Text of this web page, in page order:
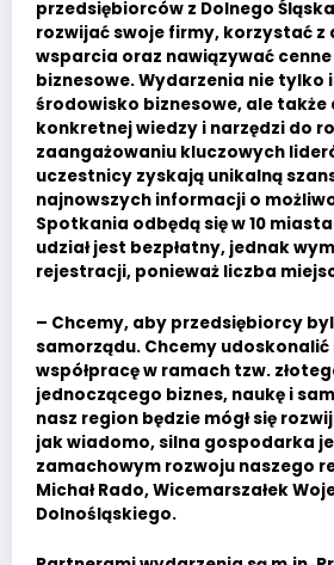
przedsiębiorców z Dolnego
rozwijać swoje firmy, korzystać
wsparcia oraz nawiązywać
biznesowe. Wydarzenia nie tylko
środowisko biznesowe, ale
konkretnej wiedzy i narzędzi do
zaangażowaniu kluczowych
uczestnicy zyskają unikalną
najnowszych informacji o
Spotkania odbędą się w 10
udział jest bezpłatny, jednak
rejestracji, ponieważ liczba
– Chcemy, aby przedsiębiorcy
samorządu. Chcemy udoskonalić
współpracę w ramach tzw.
jednoczącego biznes, naukę i
nasz region będzie mógł się
jak wiadomo, silna gospodarka
zamachowym rozwoju naszego
Michał Rado, Wicemarszałek
Dolnośląskiego.